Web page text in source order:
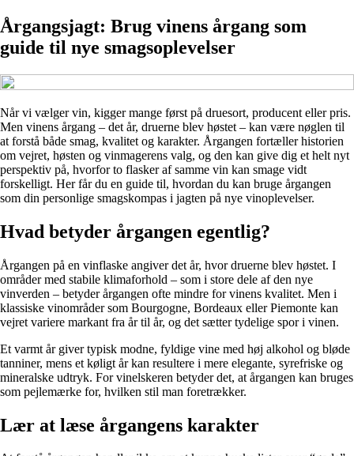
Årgangsjagt: Brug vinens årgang som
guide til nye smagsoplevelser
Når vi vælger vin, kigger mange først på druesort, producent eller pris.
Men vinens årgang – det år, druerne blev høstet – kan være nøglen til
at forstå både smag, kvalitet og karakter. Årgangen fortæller historien
om vejret, høsten og vinmagerens valg, og den kan give dig et helt nyt
perspektiv på, hvorfor to flasker af samme vin kan smage vidt
forskelligt. Her får du en guide til, hvordan du kan bruge årgangen
som din personlige smagskompas i jagten på nye vinoplevelser.
Hvad betyder årgangen egentlig?
Årgangen på en vinflaske angiver det år, hvor druerne blev høstet. I
områder med stabile klimaforhold – som i store dele af den nye
vinverden – betyder årgangen ofte mindre for vinens kvalitet. Men i
klassiske vinområder som Bourgogne, Bordeaux eller Piemonte kan
vejret variere markant fra år til år, og det sætter tydelige spor i vinen.
Et varmt år giver typisk modne, fyldige vine med høj alkohol og bløde
tanniner, mens et køligt år kan resultere i mere elegante, syrefriske og
mineralske udtryk. For vinelskeren betyder det, at årgangen kan bruges
som pejlemærke for, hvilken stil man foretrækker.
Lær at læse årgangens karakter